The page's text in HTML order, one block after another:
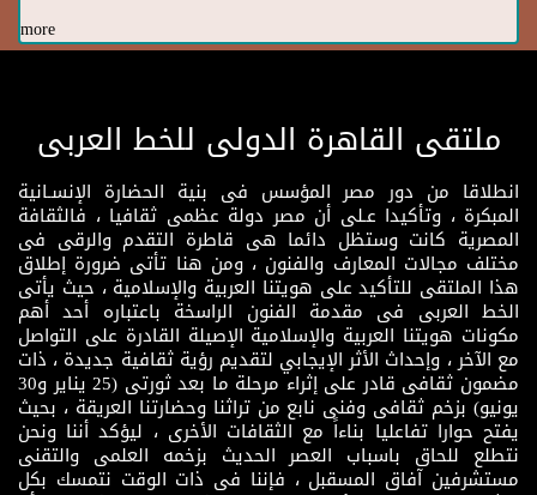
more
ملتقى القاهرة الدولى للخط العربى
انطلاقا من دور مصر المؤسس فى بنية الحضارة الإنسـانية
المبكرة ، وتأكيدا عـلى أن مصر دولة عظمى ثقافيا ، فالثقافة
المصرية كانت وستظل دائما هى قاطرة التقدم والرقى فى
مختلف مجالات المعارف والفنون ، ومن هنا تأتى ضرورة إطلاق
هذا الملتقى للتأكيد على هويتنا العربية والإسلامية ، حيث يأتى
الخط العربى فى مقدمة الفنون الراسخة باعتباره أحد أهم
مكونات هويتنا العربية والإسلامية الإصيلة القادرة على التواصل
مع الآخر ، وإحداث الأثر الإيجابي لتقديم رؤية ثقافية جديدة ، ذات
مضمون ثقافى قادر على إثراء مرحلة ما بعد ثورتى (25 يناير و30
يونيو) بزخم ثقافى وفنى نابع من تراثنا وحضارتنا العريقة ، بحيث
يفتح حوارا تفاعليا بناءاً مع الثقافات الأخرى ، ليؤكد أننا ونحن
نتطلع للحاق باسباب العصر الحديث بزخمه العلمى والتقنى
مستشرفين آفاق المسقبل ، فإننا فى ذات الوقت نتمسك بكل